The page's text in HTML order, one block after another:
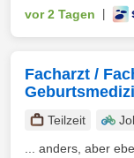
vor 2 Tagen
Facharzt /
Teilzeit
... anders, aber